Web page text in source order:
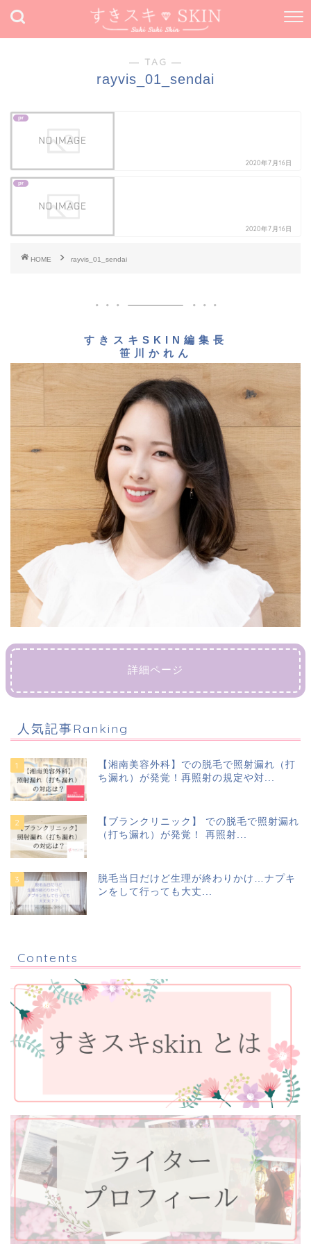
― TAG ―
rayvis_01_sendai
pr
2020年7月16日
pr
2020年7月16日
HOME rayvis_01_sendai
すきスキSKIN編集長
笹川かれん
詳細ページ
人気記事Ranking
【湘南美容外科】での脱毛で照射漏れ（打
ち漏れ）が発覚！再照射の規定や対...
【ブランクリニック】 での脱毛で照射漏れ
（打ち漏れ）が発覚！ 再照射...
脱毛当日だけど生理が終わりかけ…ナプキ
ンをして行っても大丈...
Contents